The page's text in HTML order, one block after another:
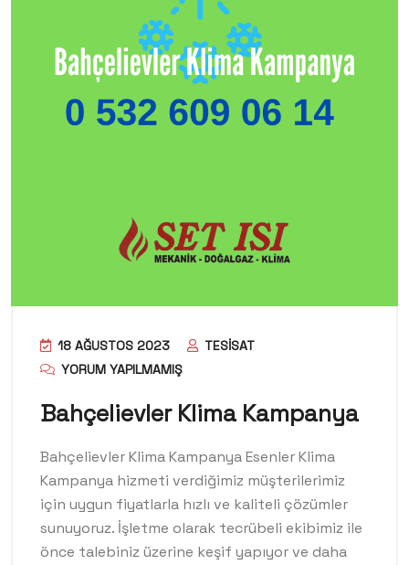
18 AĞUSTOS 2023
TESISAT
YORUM YAPILMAMIŞ
Bahçelievler Klima Kampanya
Bahçelievler Klima Kampanya Esenler Klima
Kampanya hizmeti verdiğimiz müşterilerimiz
için uygun fiyatlarla hızlı ve kaliteli çözümler
sunuyoruz. İşletme olarak tecrübeli ekibimiz ile
önce talebiniz üzerine keşif yapıyor ve daha